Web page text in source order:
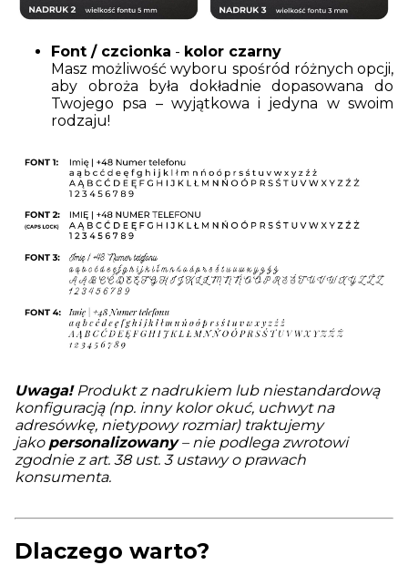
Font / czcionka - kolor czarny
Masz możliwość wyboru spośród różnych opcji,
aby obroża była dokładnie dopasowana do
Twojego psa – wyjątkowa i jedyna w swoim
rodzaju!
Uwaga!Produkt z nadrukiem lub niestandardową
konfiguracją (np. inny kolor okuć, uchwyt na
adresówkę, nietypowy rozmiar) traktujemy
jako personalizowany– nie podlega zwrotowi
zgodnie z art. 38 ust. 3 ustawy o prawach
konsumenta.
Dlaczego warto?